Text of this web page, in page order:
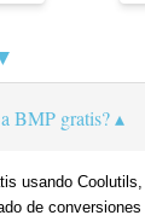
BMP gratis?
usando
de